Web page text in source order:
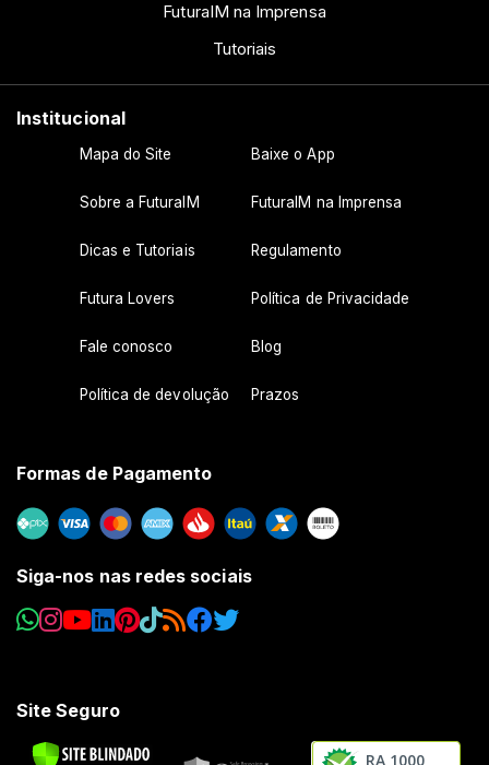
FuturaIM na Imprensa
Tutoriais
Institucional
Mapa do Site Baixe o App
Sobre a FuturaIM FuturaIM na Imprensa
Dicas e Tutoriais Regulamento
Futura Lovers Política de Privacidade
Fale conosco Blog
Política de devolução Prazos
Formas de Pagamento
Siga-nos nas redes sociais
Site Seguro
RA 1000